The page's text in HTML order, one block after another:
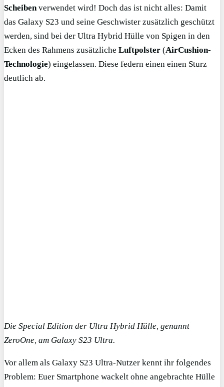
Scheibenverwendet wird! Doch das ist nicht alles: Damit
das Galaxy S23 und seine Geschwister zusätzlich geschützt
werden, sind bei der Ultra Hybrid Hülle von Spigen in den
Ecken des Rahmens zusätzliche Luftpolster (AirCushion-
Technologie) eingelassen. Diese federn einen einen Sturz
deutlich ab.
Die Special Edition der Ultra Hybrid Hülle, genannt
ZeroOne, am Galaxy S23 Ultra.
Vor allem als Galaxy S23 Ultra-Nutzer kennt ihr folgendes
Problem: Euer Smartphone wackelt ohne angebrachte Hülle